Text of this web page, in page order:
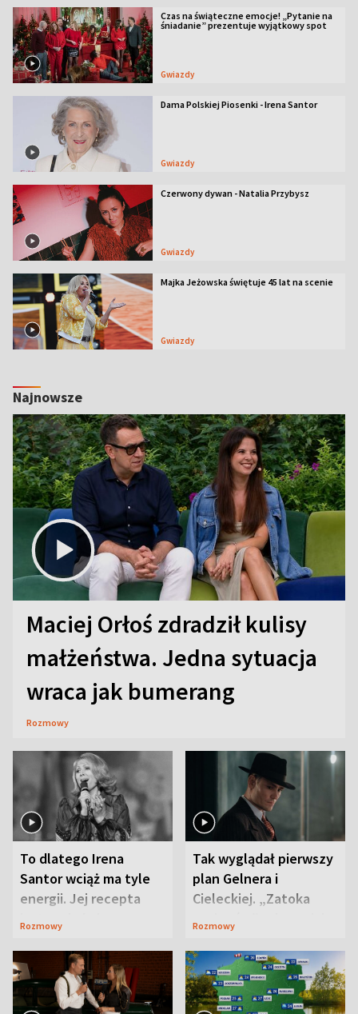
Czas na świąteczne emocje! „Pytanie na
śniadanie” prezentuje wyjątkowy spot
Gwiazdy
Dama Polskiej Piosenki - Irena Santor
Gwiazdy
Czerwony dywan - Natalia Przybysz
Gwiazdy
Majka Jeżowska świętuje 45 lat na scenie
Gwiazdy
Najnowsze
Maciej Orłoś zdradził kulisy
małżeństwa. Jedna sytuacja
wraca jak bumerang
Rozmowy
To dlatego Irena
Santor wciąż ma tyle
energii. Jej recepta
jest zaskakująco
Rozmowy
Tak wyglądał pierwszy
plan Gelnera i
Cieleckiej. „Zatoka
szpiegów” od razu ich
Rozmowy